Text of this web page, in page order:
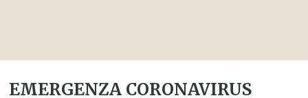
EMERGENZA CORONAVIRUS